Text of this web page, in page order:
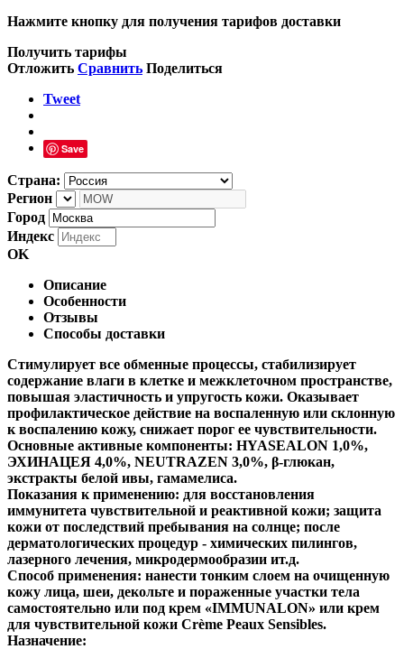
Нажмите кнопку для получения тарифов доставки
Получить тарифы
Отложить Сравнить Поделиться
Tweet
Save
Страна:
Регион
Город
Индекс
OK
Описание
Особенности
Отзывы
Способы доставки
Стимулирует все обменные процессы, стабилизирует
содержание влаги в клетке и межклеточном пространстве,
повышая эластичность и упругость кожи. Оказывает
профилактическое действие на воспаленную или склонную
к воспалению кожу, снижает порог ее чувствительности.
Основные активные компоненты: HYASEALON 1,0%,
ЭХИНАЦЕЯ 4,0%, NEUTRAZEN 3,0%, β‐глюкан,
экстракты белой ивы, гамамелиса.
Показания к применению: для восстановления
иммунитета чувствительной и реактивной кожи; защита
кожи от последствий пребывания на солнце; после
дерматологических процедур ‐ химических пилингов,
лазерного лечения, микродермообразии ит.д.
Способ применения: нанести тонким слоем на очищенную
кожу лица, шеи, декольте и пораженные участки тела
самостоятельно или под крем «IMMUNALON» или крем
для чувствительной кожи Crème Peaux Sensibles.
Назначение: